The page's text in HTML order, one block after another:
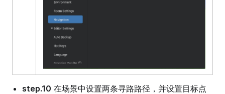
step.10 在场景中设置两条寻路路径，并设置目标点